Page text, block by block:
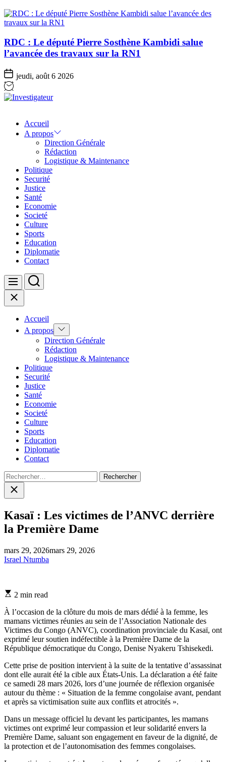
RDC : Le député Pierre Sosthène Kambidi salue
l’avancée des travaux sur la RN1
jeudi, août 6 2026
Accueil
A propos
Direction Générale
Rédaction
Logistique & Maintenance
Politique
Securité
Justice
Santé
Economie
Societé
Culture
Sports
Education
Diplomatie
Contact
Menu Search
Close
Accueil
A propos Show
sub
menu
Direction Générale
Rédaction
Logistique & Maintenance
Politique
Securité
Justice
Santé
Economie
Societé
Culture
Sports
Education
Diplomatie
Contact
Rechercher :
Close
search
Kasaï : Les victimes de l’ANVC derrière
la Première Dame
mars 29, 2026mars 29, 2026
Israel Ntumba
Estimated
time
2 min read
À l’occasion de la clôture du mois de mars dédié à la femme, les
mamans victimes réunies au sein de l’Association Nationale des
Victimes du Congo (ANVC), coordination provinciale du Kasaï, ont
exprimé leur soutien indéfectible à la Première Dame de la
République démocratique du Congo, Denise Nyakeru Tshisekedi.
Cette prise de position intervient à la suite de la tentative d’assassinat
dont elle aurait été la cible aux États-Unis. La déclaration a été faite
ce samedi 28 mars 2026, lors d’une journée de réflexion organisée
autour du thème : « Situation de la femme congolaise avant, pendant
et après sa victimisation suite aux conflits et atrocités ».
Dans un message officiel lu devant les participantes, les mamans
victimes ont exprimé leur compassion et leur solidarité envers la
Première Dame, saluant son engagement en faveur de la dignité, de
la protection et de l’autonomisation des femmes congolaises.